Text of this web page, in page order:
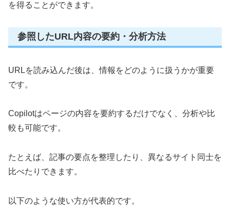
を得ることができます。
参照したURL内容の要約・分析方法
URLを読み込んだ後は、情報をどのように扱うかが重要
です。
Copilotはページの内容を要約するだけでなく、分析や比
較も可能です。
たとえば、記事の要点を整理したり、異なるサイト同士を
比べたりできます。
以下のような使い方が代表的です。